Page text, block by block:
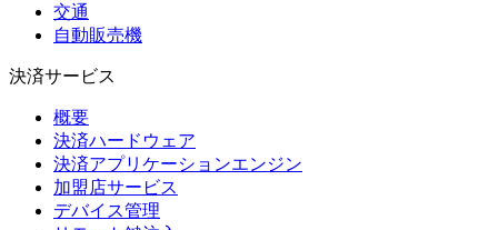
交通
自動販売機
決済サービス
概要
決済ハードウェア
決済アプリケーションエンジン
加盟店サービス
デバイス管理